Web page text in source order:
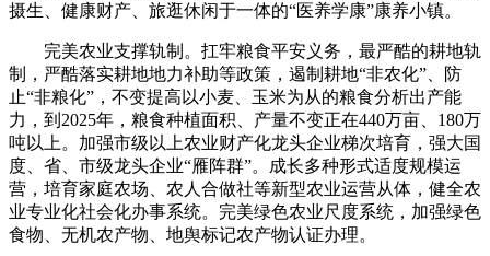
摄生、健康财产、旅逛休闲于一体的“医养学康”康养小镇。
完美农业支撑轨制。扛牢粮食平安义务，最严酷的耕地轨
制，严酷落实耕地地力补助等政策，遏制耕地“非农化”、防
止“非粮化”，不变提高以小麦、玉米为从的粮食分析出产能
力，到2025年，粮食种植面积、产量不变正在440万亩、180万
吨以上。加强市级以上农业财产化龙头企业梯次培育，强大国
度、省、市级龙头企业“雁阵群”。成长多种形式适度规模运
营，培育家庭农场、农人合做社等新型农业运营从体，健全农
业专业化社会化办事系统。完美绿色农业尺度系统，加强绿色
食物、无机农产物、地舆标记农产物认证办理。